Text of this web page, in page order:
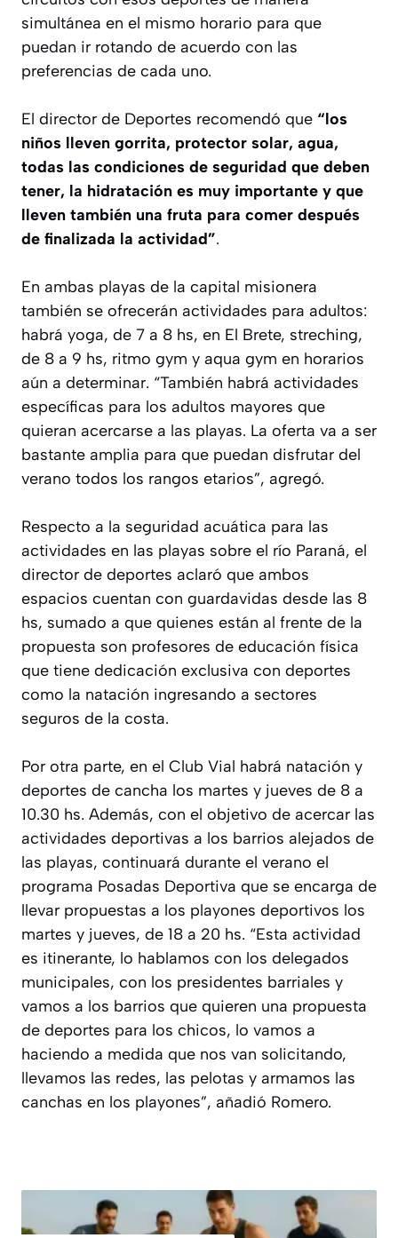
simultánea en el mismo horario para que
puedan ir rotando de acuerdo con las
preferencias de cada uno.
El director de Deportes recomendó que “los
niños lleven gorrita, protector solar, agua,
todas las condiciones de seguridad que deben
tener, la hidratación es muy importante y que
lleven también una fruta para comer después
de finalizada la actividad”.
En ambas playas de la capital misionera
también se ofrecerán actividades para adultos:
habrá yoga, de 7 a 8 hs, en El Brete, streching,
de 8 a 9 hs, ritmo gym y aqua gym en horarios
aún a determinar. “También habrá actividades
específicas para los adultos mayores que
quieran acercarse a las playas. La oferta va a ser
bastante amplia para que puedan disfrutar del
verano todos los rangos etarios”, agregó.
Respecto a la seguridad acuática para las
actividades en las playas sobre el río Paraná, el
director de deportes aclaró que ambos
espacios cuentan con guardavidas desde las 8
hs, sumado a que quienes están al frente de la
propuesta son profesores de educación física
que tiene dedicación exclusiva con deportes
como la natación ingresando a sectores
seguros de la costa.
Por otra parte, en el Club Vial habrá natación y
deportes de cancha los martes y jueves de 8 a
10.30 hs. Además, con el objetivo de acercar las
actividades deportivas a los barrios alejados de
las playas, continuará durante el verano el
programa Posadas Deportiva que se encarga de
llevar propuestas a los playones deportivos los
martes y jueves, de 18 a 20 hs. “Esta actividad
es itinerante, lo hablamos con los delegados
municipales, con los presidentes barriales y
vamos a los barrios que quieren una propuesta
de deportes para los chicos, lo vamos a
haciendo a medida que nos van solicitando,
llevamos las redes, las pelotas y armamos las
canchas en los playones”, añadió Romero.